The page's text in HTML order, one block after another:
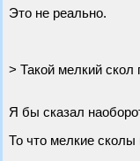
Это не реально.
> Такой мелкий скол
Я бы сказал
То что мелкие